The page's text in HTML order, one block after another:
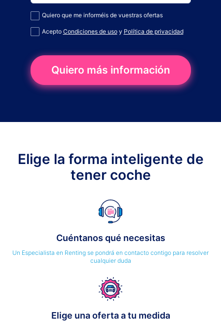
Quiero que me informéis de vuestras ofertas
Acepto Condiciones de usoy Política de privacidad
Quiero más información
Elige la forma inteligente de
tener coche
Cuéntanos qué necesitas
Un Especialista en Renting se pondrá en contacto contigo para resolver
cualquier duda
Elige una oferta a tu medida